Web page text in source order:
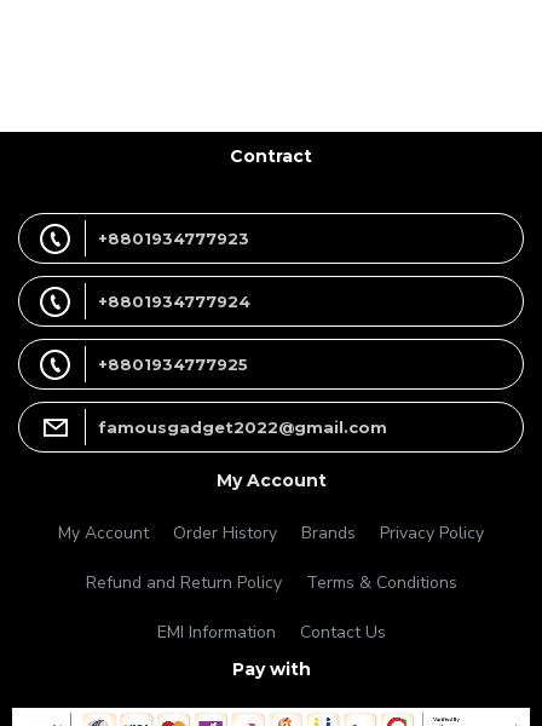
Contract
+8801934777923
+8801934777924
+8801934777925
famousgadget2022@gmail.com
My Account
My Account Order History Brands Privacy Policy
Refund and Return Policy Terms & Conditions
EMI Information Contact Us
Pay with